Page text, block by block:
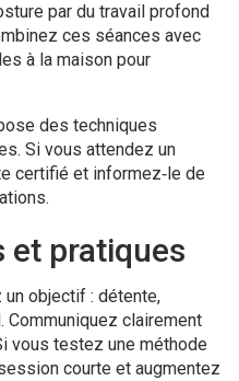
par du travail profond
ces séances avec
à la maison pour
des techniques
Si vous attendez un
certifié et informez‑le de
et pratiques
objectif : détente,
Communiquez clairement
vous testez une méthode
courte et augmentez